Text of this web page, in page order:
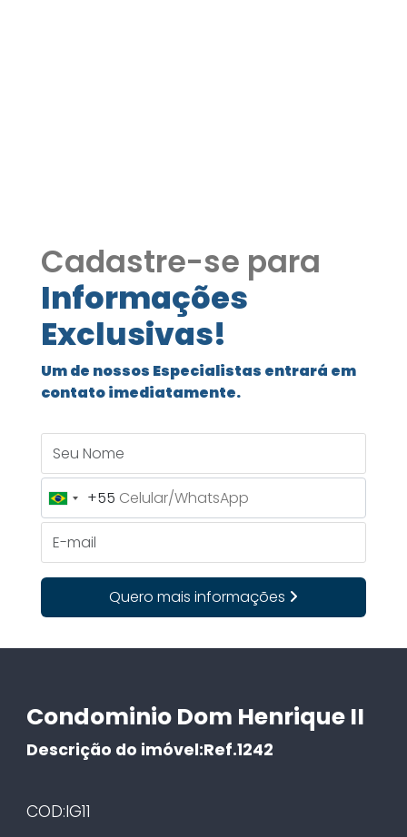
Cadastre-se para
Informações
Exclusivas!
Um de nossos Especialistas entrará em
contato imediatamente.
Brazil
+55
+55
Quero mais informações
Condominio Dom Henrique II
Descrição do imóvel:Ref.1242
COD:IG11